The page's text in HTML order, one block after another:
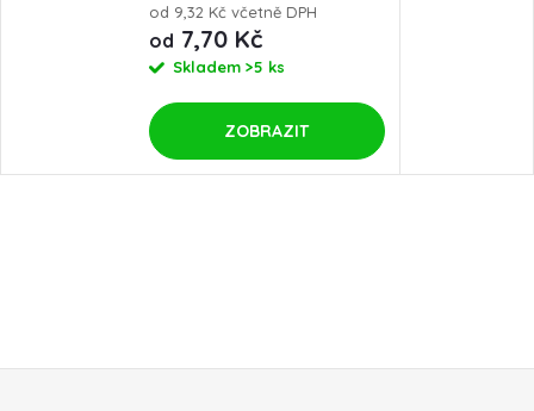
od 9,32 Kč včetně DPH
od 7,70 Kč
Skladem >5 ks
ZOBRAZIT